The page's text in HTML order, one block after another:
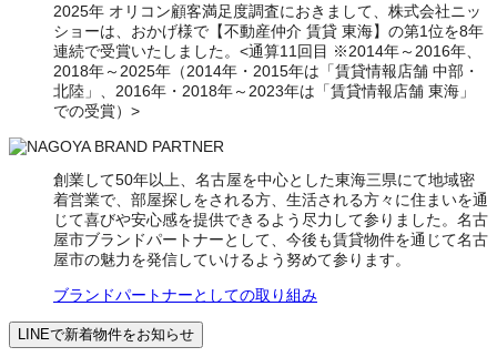
2025年 オリコン顧客満足度調査におきまして、株式会社ニッ
ショーは、おかげ様で【不動産仲介 賃貸 東海】の第1位を8年
連続で受賞いたしました。<通算11回目 ※2014年～2016年、
2018年～2025年（2014年・2015年は「賃貸情報店舗 中部・
北陸」、2016年・2018年～2023年は「賃貸情報店舗 東海」
での受賞）>
創業して50年以上、名古屋を中心とした東海三県にて地域密
着営業で、部屋探しをされる方、生活される方々に住まいを通
じて喜びや安心感を提供できるよう尽力して参りました。名古
屋市ブランドパートナーとして、今後も賃貸物件を通じて名古
屋市の魅力を発信していけるよう努めて参ります。
ブランドパートナーとしての取り組み
LINEで新着物件をお知らせ